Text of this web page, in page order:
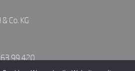
Co. KG
99 420
63 99 425